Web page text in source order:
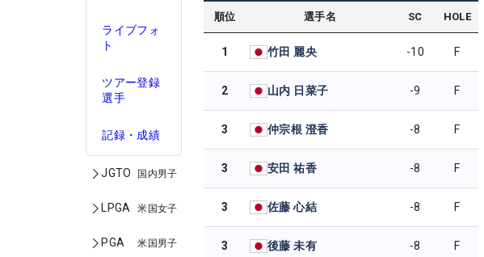
ライブフォ
ト
ツアー登録
選手
記録・成績
JGTO 国内男子
LPGA 米国女子
PGA 米国男子
順位 選手名 SC HOLE
1 竹田 麗央 -10 F
2 山内 日菜子 -9 F
3 仲宗根 澄香 -8 F
3 安田 祐香 -8 F
3 佐藤 心結 -8 F
3 後藤 未有 -8 F